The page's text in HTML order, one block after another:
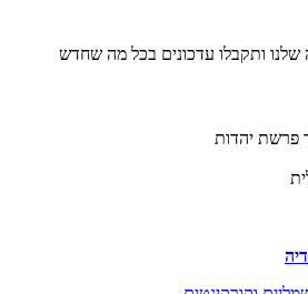
ותקבלו עדכונים בכל מה שחדש
פרשת יהדות